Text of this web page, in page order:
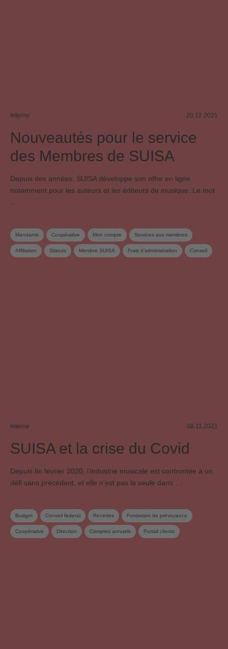
Interne 20.12.2021
Nouveautés pour le service
des Membres de SUISA
Depuis des années, SUISA développe son offre en ligne
notamment pour les auteurs et les éditeurs de musique. Le mot
Mandants Coopérative Mon compte Services aux membres
Affiliation Statuts Membre SUISA Frais d’administration Conseil
Interne 08.11.2021
SUISA et la crise du Covid
Depuis fin février 2020, l’industrie musicale est confrontée à un
défi sans précédent, et elle n’est pas la seule dans …
Budget Conseil federal Recettes Fondation de prévoyance
Coopérative Direction Comptes annuels Portail clients